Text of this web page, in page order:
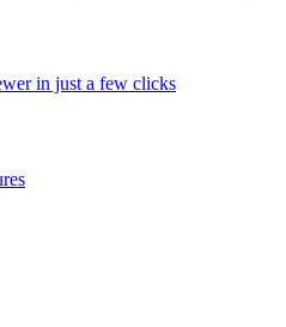
in just a few clicks